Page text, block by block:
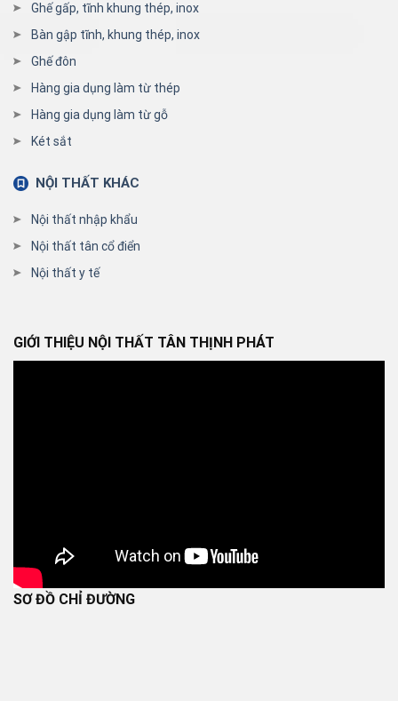
Ghế gấp, tĩnh khung thép, inox
Bàn gập tĩnh, khung thép, inox
Ghế đôn
Hàng gia dụng làm từ thép
Hàng gia dụng làm từ gỗ
Két sắt
NỘI THẤT KHÁC
Nội thất nhập khẩu
Nội thất tân cổ điển
Nội thất y tế
GIỚI THIỆU NỘI THẤT TÂN THỊNH PHÁT
SƠ ĐỒ CHỈ ĐƯỜNG